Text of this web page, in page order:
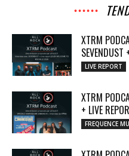
XTRM
SEVENDUST
LIVE REPORT
XTRM
+ LIVE
FREQUENCE